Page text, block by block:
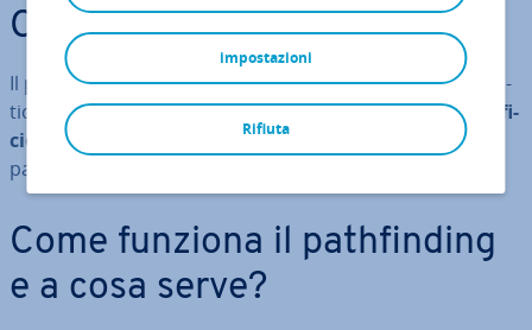
Cos’è il pa­th­fin­ding?
Il pa­th­fin­ding è un problema fon­da­men­ta­le dell’in­for­ma­
ti­ca. Consiste nel trovare ilpercorso più breve o più ef­fi­
cien­te tra due punti
. Esiste una varietà di algoritmi di
pa­th­fin­ding che vengono uti­liz­za­ti in diversi scenari.
Come funziona il pa­th­fin­ding
e a cosa serve?
Rifiuta
impostazioni